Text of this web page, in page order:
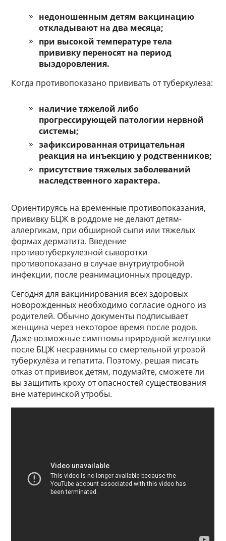
недоношенным детям вакцинацию
откладывают на два месяца;
при высокой температуре тела
прививку переносят на период
выздоровления.
Когда противопоказано прививать от туберкулеза:
наличие тяжелой либо
прогрессирующей патологии нервной
системы;
зафиксированная отрицательная
реакция на инъекцию у родственников;
присутствие тяжелых заболеваний
наследственного характера.
Ориентируясь на временные противопоказания,
прививку БЦЖ в роддоме не делают детям-
аллергикам, при обширной сыпи или тяжелых
формах дерматита. Введение
противотуберкулезной сыворотки
противопоказано в случае внутриутробной
инфекции, после реанимационных процедур.
Сегодня для вакцинирования всех здоровых
новорожденных необходимо согласие одного из
родителей. Обычно документы подписывает
женщина через некоторое время после родов.
Даже возможные симптомы природной желтушки
после БЦЖ несравнимы со смертельной угрозой
туберкулёза и гепатита. Поэтому, решая писать
отказ от прививок детям, подумайте, сможете ли
вы защитить кроху от опасностей существования
вне материнской утробы.